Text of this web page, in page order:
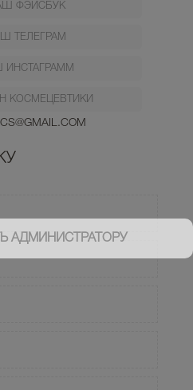
АДМИНИСТРАТОРУ
ФЭЙСБУК
ТЕЛЕГРАМ
ИНСТАГРАММ
КОСМЕЦЕВТИКИ